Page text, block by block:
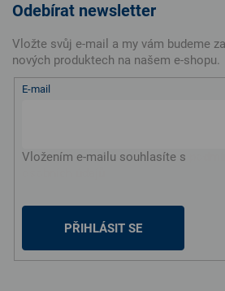
Odebírat newsletter
Vložte svůj e-mail a my vám budeme
nových produktech na našem e-shopu.
E-mail
Vložením e-mailu souhlasíte s
PŘIHLÁSIT SE